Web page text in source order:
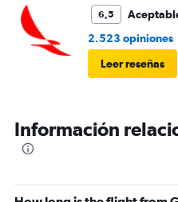
6,5
2.523 opiniones
Leer reseñas
Información